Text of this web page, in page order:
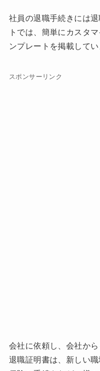
社員の退職手続きには
トでは、簡単にカスタ
ンプレートを掲載してい
スポンサーリンク
会社に依頼し、会社か
退職証明書は、新しい